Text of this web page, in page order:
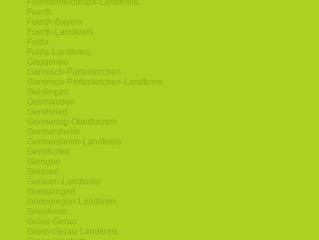
Fuerstenfeldbruck-Landkreis
Fuerth
Fuerth-Bayern
Fuerth-Landkreis
Fulda
Fulda-Landkreis
Gaggenau
Garmisch-Partenkirchen
Garmisch-Partenkirchen-Landkreis
Geislingen
Gelnhausen
Geretsried
Germering-Oberbayern
Germersheim
Germersheim-Landkreis
Gersthofen
Giengen
Giessen
Giessen-Landkreis
Goeppingen
Goeppingen-Landkreis
Griesheim
Gross-Gerau
Gross-Gerau-Landkreis